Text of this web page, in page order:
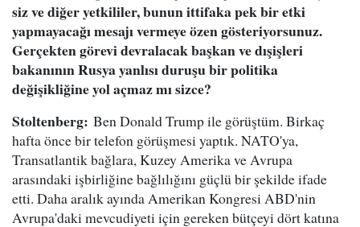
siz ve diğer yetkililer, bunun ittifaka pek bir etki
yapmayacağı mesajı vermeye özen gösteriyorsunuz.
Gerçekten görevi devralacak başkan ve dışişleri
bakanının Rusya yanlısı duruşu bir politika
değişikliğine yol açmaz mı sizce?
Stoltenberg: Ben Donald Trump ile görüştüm. Birkaç
hafta önce bir telefon görüşmesi yaptık. NATO'ya,
Transatlantik bağlara, Kuzey Amerika ve Avrupa
arasındaki işbirliğine bağlılığını güçlü bir şekilde ifade
etti. Daha aralık ayında Amerikan Kongresi ABD'nin
Avrupa'daki mevcudiyeti için gereken bütçeyi dört katına